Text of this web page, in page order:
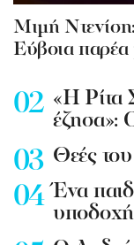
Mιμή
Εύβοια παρέα
«Η Ρίτα
έζησα»:
Θεές
Ένα